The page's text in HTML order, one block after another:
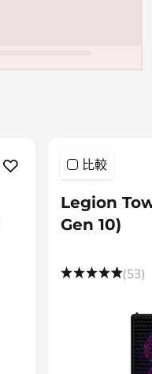
比較
Legion
Gen 10)
(53)